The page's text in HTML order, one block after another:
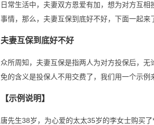
日常生活中，夫妻双方恩爱有加，想为对方互
事情，那么，夫妻互保到底好不好，下面一起来
夫妻互保到底好不好
众所周知，夫妻互保是指两人为对方投保后，
免的含义是投保人不用交费了，我们用一个示例
【示例说明】
唐先生38岁，为心爱的太太35岁的李女士购买